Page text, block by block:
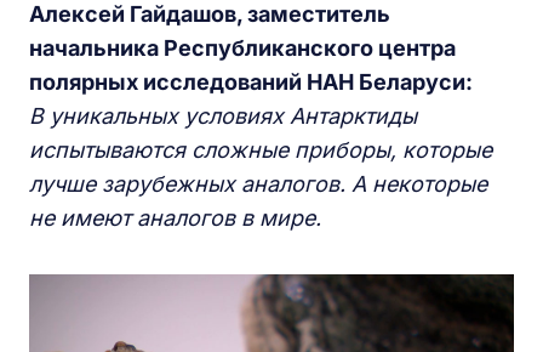
Алексей Гайдашов, заместитель
начальника Республиканского центра
полярных исследований НАН Беларуси:
В уникальных условиях Антарктиды
испытываются сложные приборы, которые
лучше зарубежных аналогов. А некоторые
не имеют аналогов в мире.